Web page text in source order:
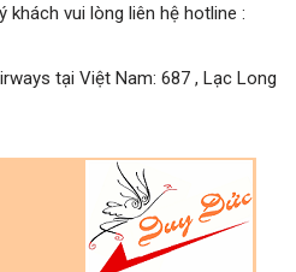
khách vui lòng liên hệ hotline :
tại Việt Nam: 687 , Lạc Long